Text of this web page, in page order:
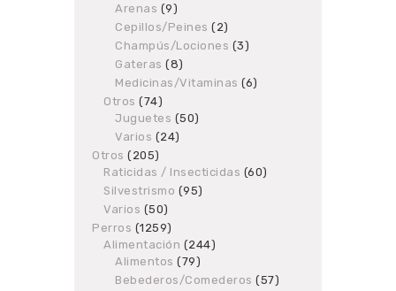
Arenas 99
products
Cepillos/Peines 22
products
Champús/Lociones 33
Gateras 88
products
Medicinas/Vitaminas 66
Otros 7474
products
Juguetes 5050
Varios 2424
Otros 205205
products
Raticidas / Insecticidas 6060
Silvestrismo 9595
Varios 5050
products
Perros 12591259
products
Alimentación 244244
Alimentos 7979
products
Bebederos/Comederos 5757